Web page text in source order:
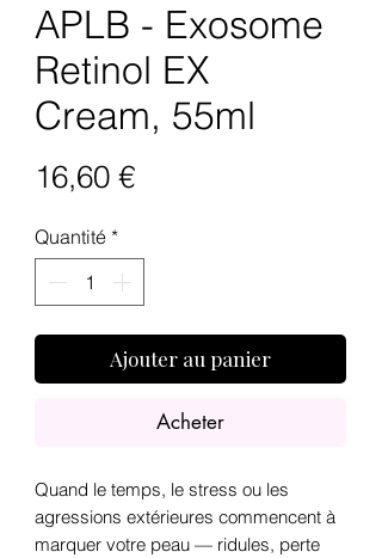
APLB - Exosome
Retinol EX
Cream, 55ml
16,60 €Prix
Quantité *
Ajouter au panier
Acheter
Quand le temps, le stress ou les
agressions extérieures commencent à
marquer votre peau — ridules, perte